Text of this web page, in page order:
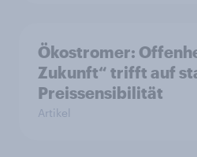
Ökostromer:
Zukunft“ trifft auf
Preissensibilität
Artikel